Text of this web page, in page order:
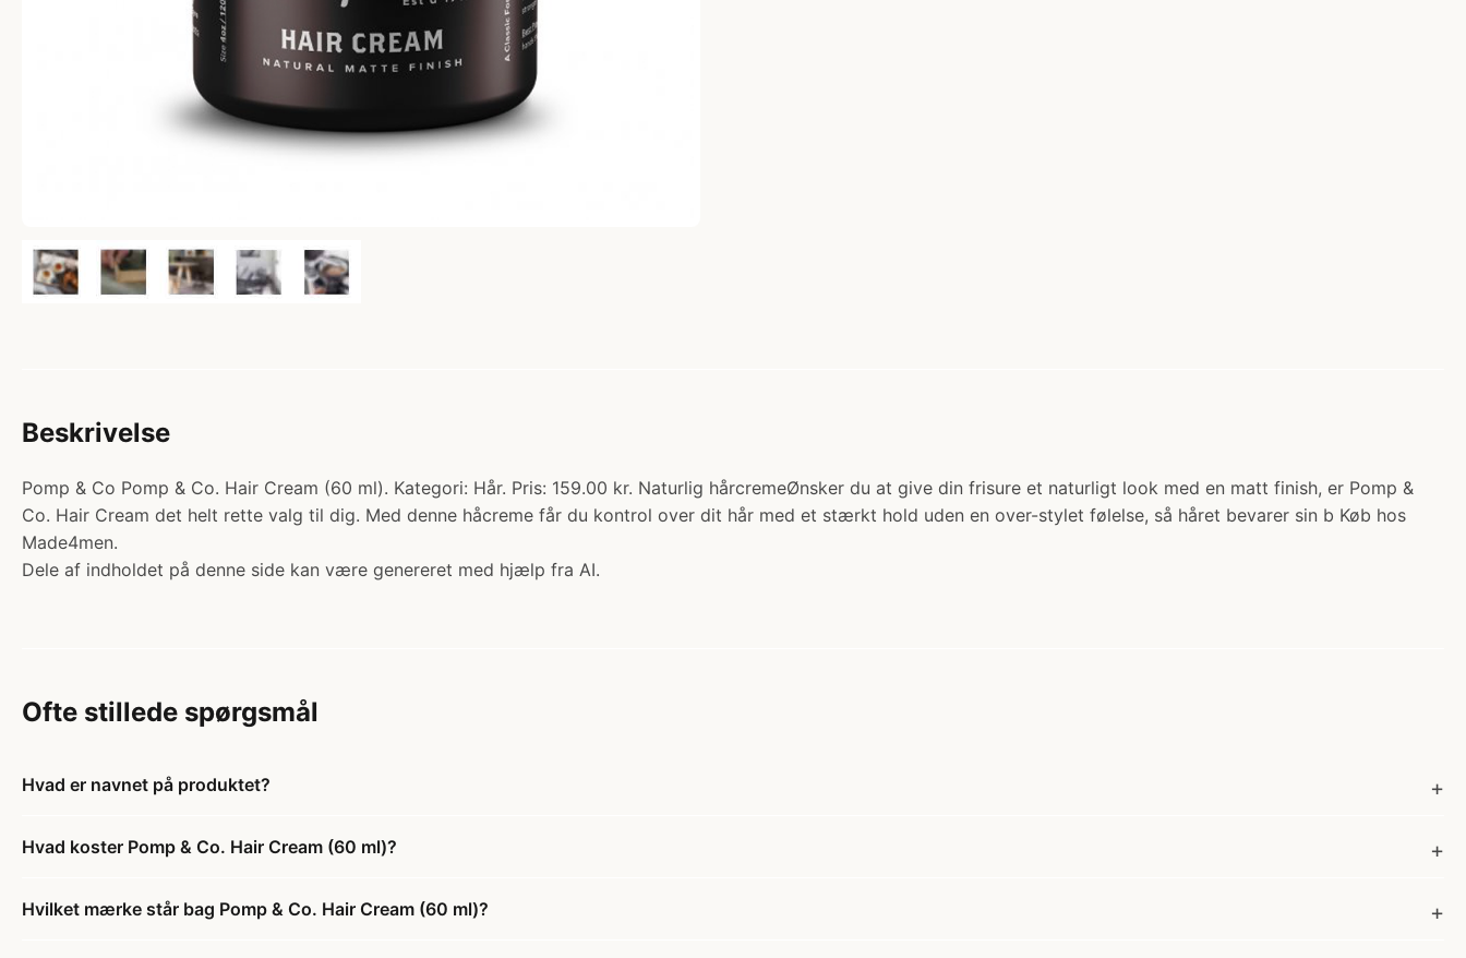
Beskrivelse
Pomp & Co Pomp & Co. Hair Cream (60 ml). Kategori: Hår. Pris: 159.00 kr. Naturlig hårcremeØnsker du at give din frisure et naturligt look med en matt finish, er Pomp &
Co. Hair Cream det helt rette valg til dig. Med denne håcreme får du kontrol over dit hår med et stærkt hold uden en over-stylet følelse, så håret bevarer sin b Køb hos
Made4men.
Dele af indholdet på denne side kan være genereret med hjælp fra AI.
Ofte stillede spørgsmål
Hvad er navnet på produktet?
Hvad koster Pomp & Co. Hair Cream (60 ml)?
Hvilket mærke står bag Pomp & Co. Hair Cream (60 ml)?